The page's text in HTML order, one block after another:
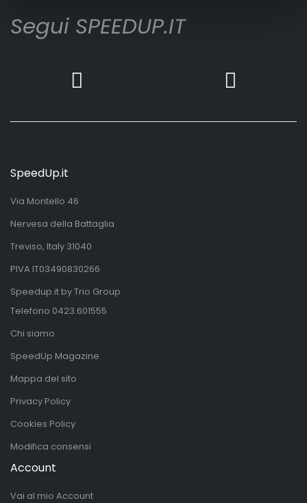
Segui SPEEDUP.IT
SpeedUp.it
Via Montello 46
Nervesa della Battaglia
Treviso, Italy 31040
PIVA IT03490830266
Speedup.it by Trio Group
Telefono 0423.601555
Chi siamo
SpeedUp Magazine
Mappa del sito
Privacy Policy
Cookies Policy
Modifica consensi
Account
Vai al mio Account